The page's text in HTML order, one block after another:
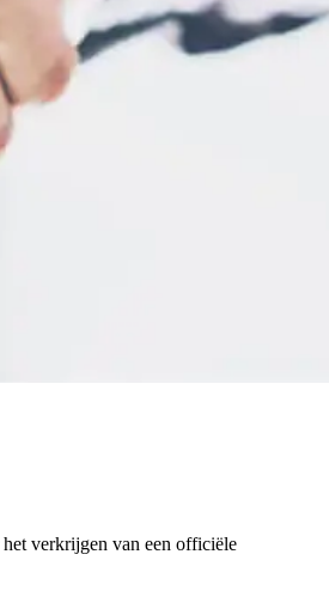
verkrijgen van een officiële